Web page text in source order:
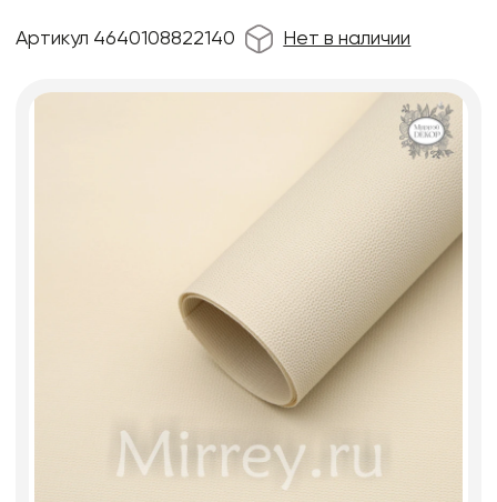
Декоративные вазы, кашпо
Артикул 4640108822140 Нет в наличии